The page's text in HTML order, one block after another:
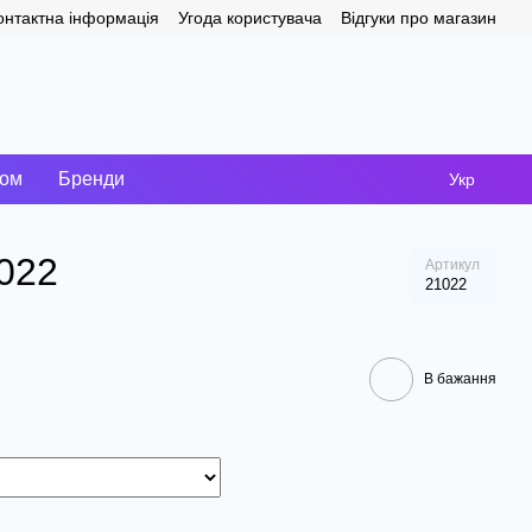
інформація Угода користувача Відгуки про магазин
Бренди Укр
Артикул
21022
В бажання